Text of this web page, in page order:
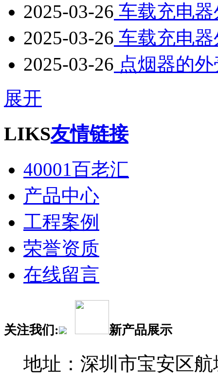
2025-03-26 车载充电
2025-03-26 车载充电
2025-03-26 点烟器的
展开
LIKS友情链接
40001百老汇
产品中心
工程案例
荣誉资质
在线留言
关注我们: 新产品展示
地址：深圳市宝安区